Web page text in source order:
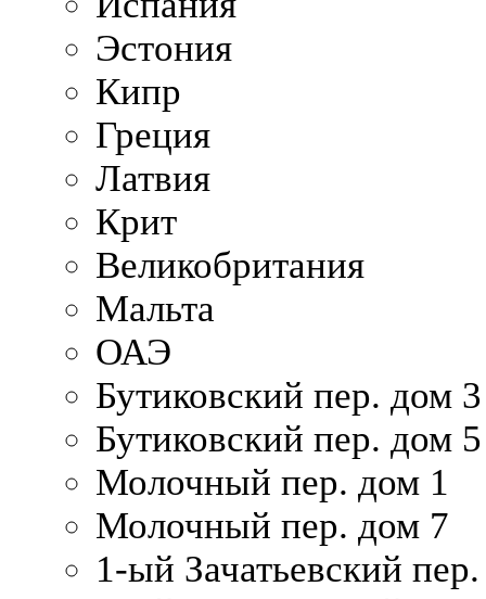
Эстония
Кипр
Греция
Латвия
Крит
Великобритания
Мальта
ОАЭ
Бутиковский пер. дом 3
Бутиковский пер. дом 5
Молочный пер. дом 1
Молочный пер. дом 7
1-ый Зачатьевский